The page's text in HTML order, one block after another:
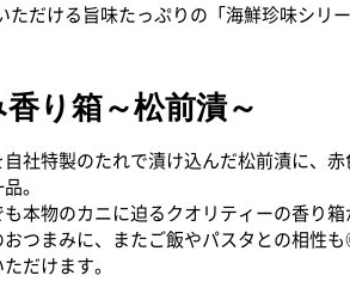
ただける旨味たっぷりの「海鮮珍味シリ
り箱～松前漬～
社特製のたれで漬け込んだ松前漬に、
。
本物のカニに迫るクオリティーの香り
つまみに、またご飯やパスタとの相性
だけます。